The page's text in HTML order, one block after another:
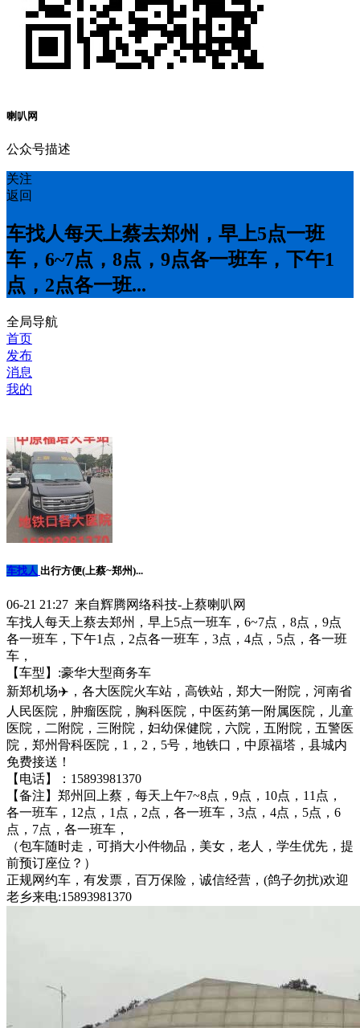
喇叭网
公众号描述
关注
返回
车找人每天上蔡去郑州，早上5点一班
车，6~7点，8点，9点各一班车，下午1
点，2点各一班...
全局导航
首页
发布
消息
我的
车找人 出行方便(上蔡~郑州)...
06-21 21:27 来自辉腾网络科技-上蔡喇叭网
车找人每天上蔡去郑州，早上5点一班车，6~7点，8点，9点
各一班车，下午1点，2点各一班车，3点，4点，5点，各一班
车，
【车型】:豪华大型商务车
新郑机场✈️，各大医院火车站，高铁站，郑大一附院，河南省
人民医院，肿瘤医院，胸科医院，中医药第一附属医院，儿童
医院，二附院，三附院，妇幼保健院，六院，五附院，五警医
院，郑州骨科医院，1，2，5号，地铁口，中原福塔，县城内
免费接送！
【电话】：15893981370
【备注】郑州回上蔡，每天上午7~8点，9点，10点，11点，
各一班车，12点，1点，2点，各一班车，3点，4点，5点，6
点，7点，各一班车，
（包车随时走，可捎大小件物品，美女，老人，学生优先，提
前预订座位？）
正规网约车，有发票，百万保险，诚信经营，(鸽子勿扰)欢迎
老乡来电:15893981370